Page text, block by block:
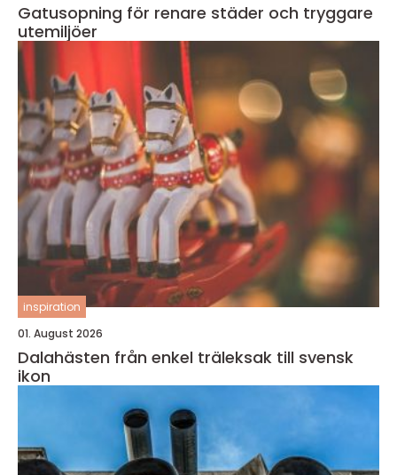
Gatusopning för renare städer och tryggare
utemiljöer
inspiration
01. August 2026
Dalahästen från enkel träleksak till svensk
ikon